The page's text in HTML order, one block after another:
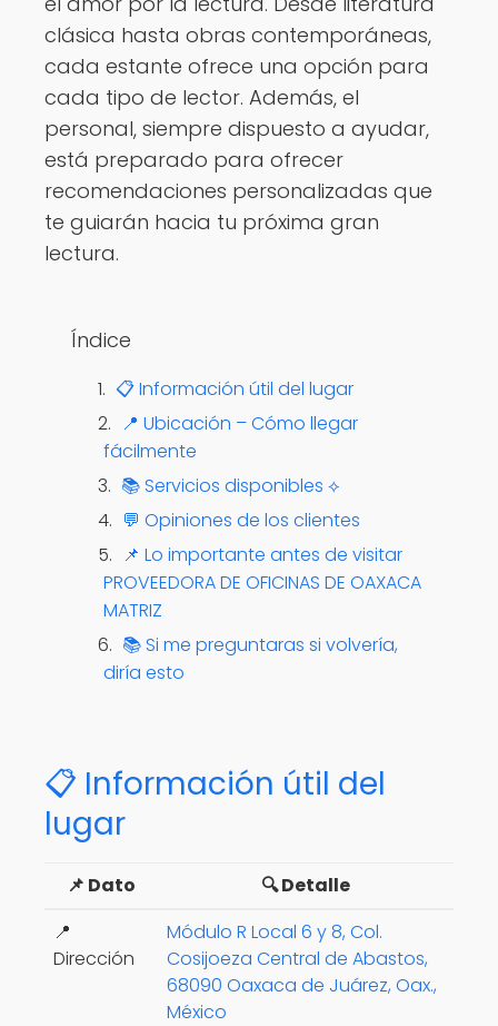
clásica hasta obras contemporáneas,
cada estante ofrece una opción para
cada tipo de lector. Además, el
personal, siempre dispuesto a ayudar,
está preparado para ofrecer
recomendaciones personalizadas que
te guiarán hacia tu próxima gran
lectura.
Índice
📋 Información útil del lugar
📍 Ubicación – Cómo llegar
fácilmente
📚 Servicios disponibles ⟡
💬 Opiniones de los clientes
📌 Lo importante antes de visitar
PROVEEDORA DE OFICINAS DE OAXACA
MATRIZ
📚 Si me preguntaras si volvería,
diría esto
📋 Información útil del
lugar
📌 Dato
🔍 Detalle
📍
Dirección
Módulo R Local 6 y 8, Col.
Cosijoeza Central de Abastos,
68090 Oaxaca de Juárez, Oax.,
México